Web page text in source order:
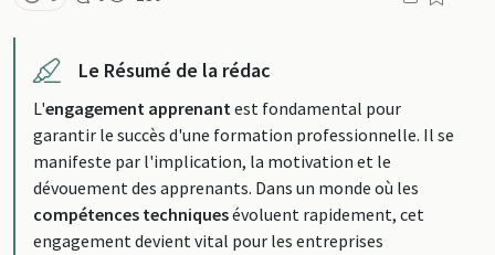
Le Résumé de la rédac
L'engagement apprenantest fondamental pour
garantir le succès d'une formation professionnelle. Il se
manifeste par l'implication, la motivation et le
dévouement des apprenants. Dans un monde où les
compétences techniquesévoluent rapidement, cet
engagement devient vital pour les entreprises